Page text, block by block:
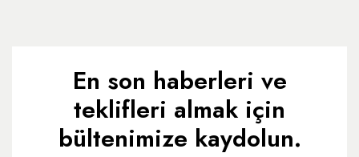
En son haberleri ve
teklifleri almak için
bültenimize kaydolun.